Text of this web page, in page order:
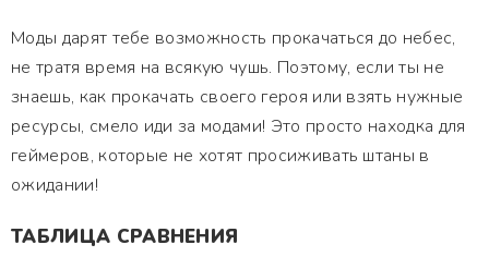
Моды дарят тебе возможность прокачаться до небес,
не тратя время на всякую чушь. Поэтому, если ты не
знаешь, как прокачать своего героя или взять нужные
ресурсы, смело иди за модами! Это просто находка для
геймеров, которые не хотят просиживать штаны в
ожидании!
ТАБЛИЦА СРАВНЕНИЯ